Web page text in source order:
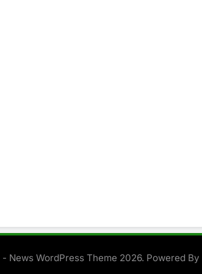
News WordPress Theme 2026. Powered By